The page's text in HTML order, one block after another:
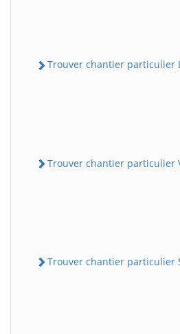
Trouver chantier particulier
Trouver chantier particulier
Trouver chantier particulier